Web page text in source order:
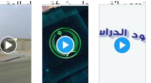
بنا
تدعو سائقي
إلى الالتزام
بالوقوف
على شبكة
الإنترنت,
حتى لو كان
شيئا اعتياديا.
بضغطة زر
يمكنك أن
لسلامة
محيط
المدرسة
لضمان